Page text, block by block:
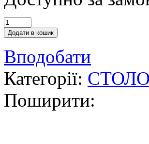
Додати в кошик
Вподобати
Категорії:
Поширити: